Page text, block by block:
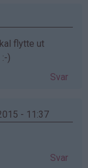
flytte ut
)
Svar
- 11:37
Svar